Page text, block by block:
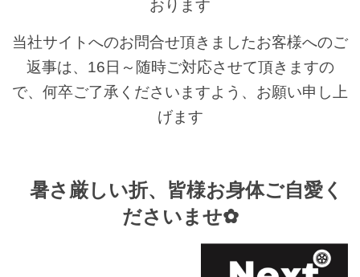
おります
当社サイトへのお問合せ頂きましたお客様へのご
返事は、16日～随時ご対応させて頂きますの
で、何卒ご了承くださいますよう、お願い申し上
げます
暑さ厳しい折、皆様お身体ご自愛く
ださいませ✿